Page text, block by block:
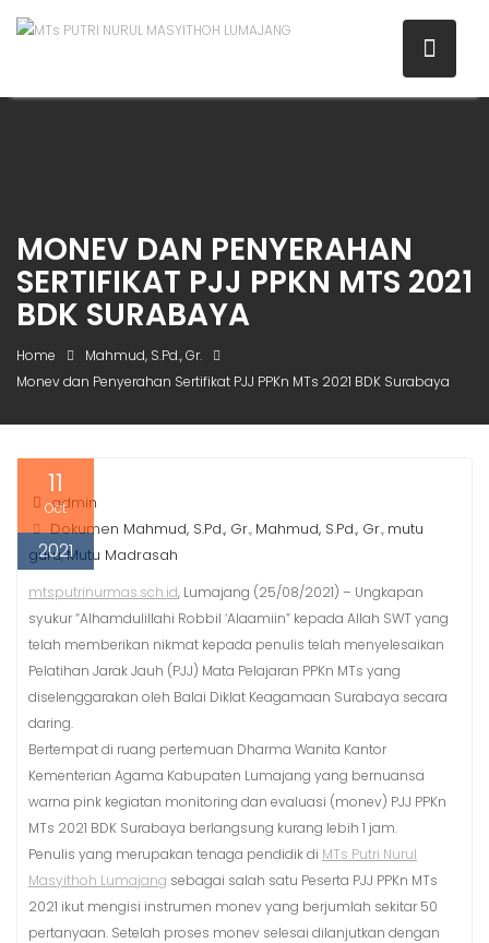
MONEV DAN PENYERAHAN
SERTIFIKAT PJJ PPKN MTS 2021
BDK SURABAYA
Home
Mahmud, S.Pd., Gr.
Monev dan Penyerahan Sertifikat PJJ PPKn MTs 2021 BDK Surabaya
11
Oct
2021
admin
Dokumen Mahmud, S.Pd., Gr., Mahmud, S.Pd., Gr., mutu
guru,Mutu Madrasah
mtsputrinurmas.sch.id, Lumajang (25/08/2021) – Ungkapan
syukur “Alhamdulillahi Robbil ‘Alaamiin” kepada Allah SWT yang
telah memberikan nikmat kepada penulis telah menyelesaikan
Pelatihan Jarak Jauh (PJJ) Mata Pelajaran PPKn MTs yang
diselenggarakan oleh Balai Diklat Keagamaan Surabaya secara
daring.
Bertempat di ruang pertemuan Dharma Wanita Kantor
Kementerian Agama Kabupaten Lumajang yang bernuansa
warna pink kegiatan monitoring dan evaluasi (monev) PJJ PPKn
MTs 2021 BDK Surabaya berlangsung kurang lebih 1 jam.
Penulis yang merupakan tenaga pendidik di MTs Putri Nurul
Masyithoh Lumajang sebagai salah satu Peserta PJJ PPKn MTs
2021 ikut mengisi instrumen monev yang berjumlah sekitar 50
pertanyaan. Setelah proses monev selesai dilanjutkan dengan